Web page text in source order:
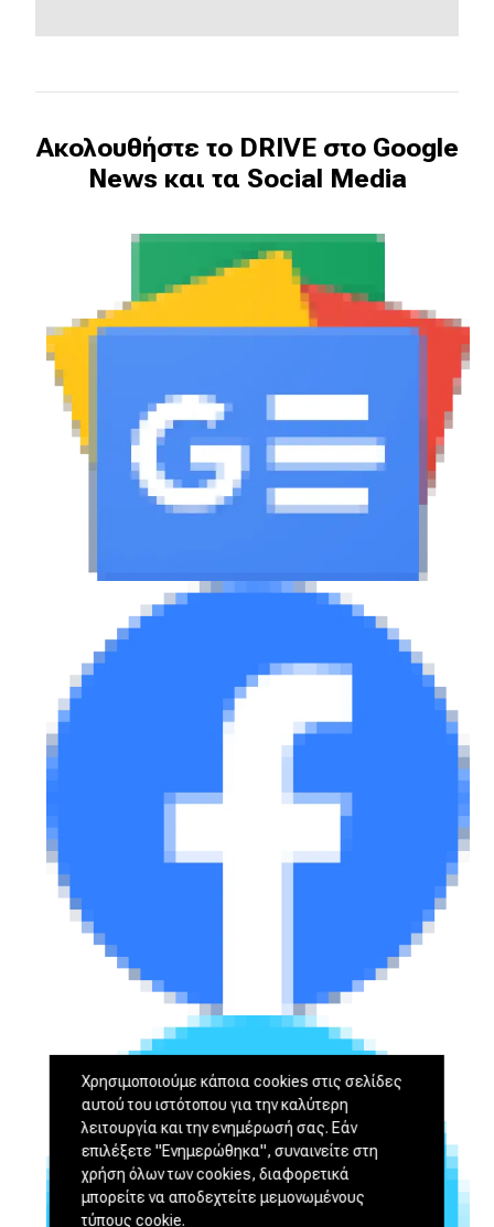
Ακολουθήστε το DRIVE στο Google
News και τα Social Media
Χρησιμοποιούμε κάποια cookies στις σελίδες
αυτού του ιστότοπου για την καλύτερη
λειτουργία και την ενημέρωσή σας. Εάν
επιλέξετε "Ενημερώθηκα", συναινείτε στη
χρήση όλων των cookies, διαφορετικά
μπορείτε να αποδεχτείτε μεμονωμένους
τύπους cookie.